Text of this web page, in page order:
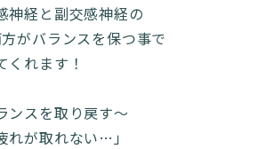
神経と副交感神経の
がバランスを保つ事で
くれます！
ンスを取り戻す〜
れが取れない…」